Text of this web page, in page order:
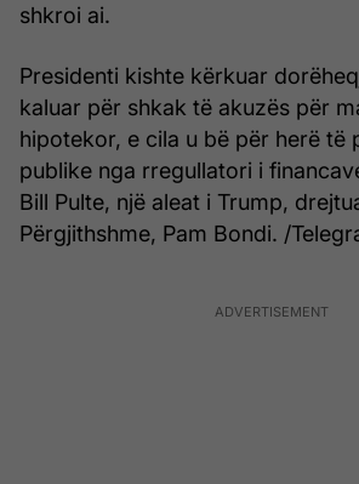
shkroi ai.
Presidenti kishte kërkuar
kaluar për shkak të akuzës për
hipotekor, e cila u bë për herë të
publike nga rregullatori i
Bill Pulte, një aleat i Trump,
Përgjithshme, Pam Bondi. /